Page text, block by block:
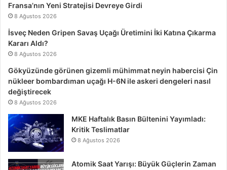
Fransa’nın Yeni Stratejisi Devreye Girdi
8 Ağustos 2026
İsveç Neden Gripen Savaş Uçağı Üretimini İki Katına Çıkarma
Kararı Aldı?
8 Ağustos 2026
Gökyüzünde görünen gizemli mühimmat neyin habercisi Çin
nükleer bombardıman uçağı H-6N ile askeri dengeleri nasıl
değiştirecek
8 Ağustos 2026
MKE Haftalık Basın Bültenini Yayımladı:
Kritik Teslimatlar
8 Ağustos 2026
Atomik Saat Yarışı: Büyük Güçlerin Zaman